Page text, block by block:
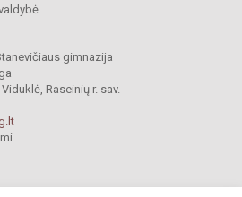
gimnazija
Raseinių r. sav.